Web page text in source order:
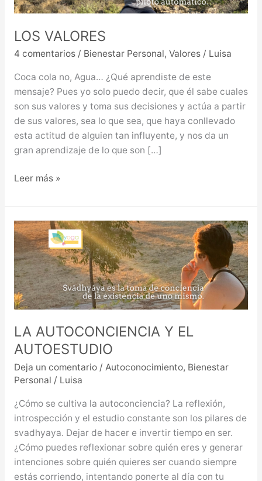
LOS VALORES
4 comentarios / Bienestar Personal, Valores/ Luisa
Coca cola no, Agua… ¿Qué aprendiste de este
mensaje? Pues yo solo puedo decir, que él sabe cuales
son sus valores y toma sus decisiones y actúa a partir
de sus valores, sea lo que sea, que haya conllevado
esta actitud de alguien tan influyente, y nos da un
gran aprendizaje de lo que son […]
Leer más »
LA AUTOCONCIENCIA Y EL
AUTOESTUDIO
Deja un comentario / Autoconocimiento, Bienestar
Personal / Luisa
¿Cómo se cultiva la autoconciencia? La reflexión,
introspección y el estudio constante son los pilares de
svadhyaya. Dejar de hacer e invertir tiempo en ser.
¿Cómo puedes reflexionar sobre quién eres y generar
intenciones sobre quién quieres ser cuando siempre
estás corriendo, intentando ponerte al día con tu
LA
AUTOCONCIENCIA
Y
EL
AUTOESTUDIO